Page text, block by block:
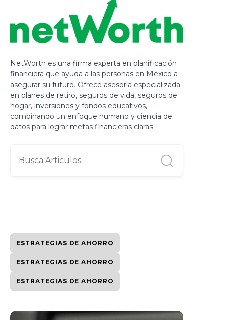
NetWorth es una firma experta en planificación
financiera que ayuda a las personas en México a
asegurar su futuro. Ofrece asesoría especializada
en planes de retiro, seguros de vida, seguros de
hogar, inversiones y fondos educativos,
combinando un enfoque humano y ciencia de
datos para lograr metas financieras claras.
ESTRATEGIAS DE AHORRO
ESTRATEGIAS DE AHORRO
ESTRATEGIAS DE AHORRO